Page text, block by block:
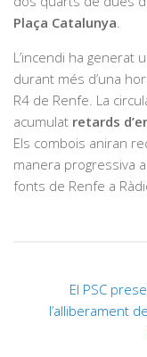
Plaça Catalunya.
L’incendi ha generat
durant més d’una
R4 de Renfe. La
acumulat retards
Els combois aniran
manera progressiva
fonts de Renfe a
El PSC
l’alliberament